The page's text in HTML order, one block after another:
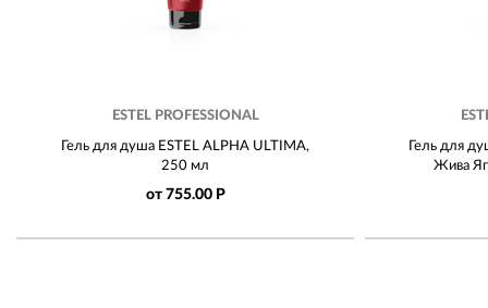
ESTEL PROFESSIONAL
Гель для душа ESTEL ALPHA ULTIMA,
250 мл
от 755.00 Р
Гель для
Жива